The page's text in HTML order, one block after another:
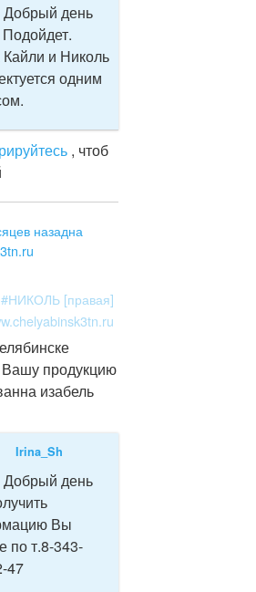
Добрый день
и Николь
одним
, чтоб
назадна
#НИКОЛЬ [правая]
Вашу продукцию
изабель
Irina_Sh
Добрый день
Вы
по т.8-343-
47